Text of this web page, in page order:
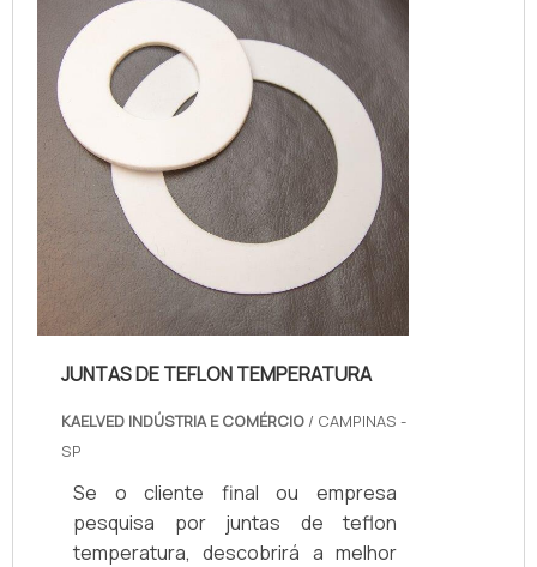
consegue evitar que o óleo seja
absorvido.As juntas de dilatação
nada mais são que aberturas que
dividem as estru...
JUNTAS DE TEFLON TEMPERATURA
KAELVED INDÚSTRIA E COMÉRCIO / CAMPINAS -
SP
Se o cliente final ou empresa
pesquisa por juntas de teflon
temperatura, descobrirá a melhor